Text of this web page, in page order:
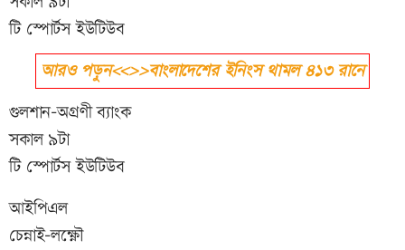
টি স্পোর্টস ইউটিউব
আরও পড়ুন<<>>বাংলাদেশের ইনিংস থামল ৪১৩ রানে
গুলশান-অগ্রণী ব্যাংক
সকাল ৯টা
টি স্পোর্টস ইউটিউব
আইপিএল
চেন্নাই-লক্ষ্ণৌ